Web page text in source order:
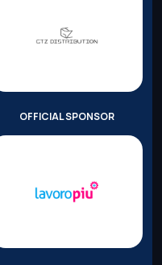
OFFICIAL SPONSOR